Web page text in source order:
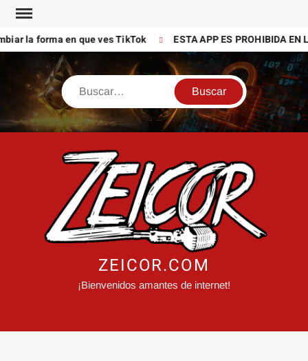
Saltar
contenido
la forma en que ves TikTok ESTA APP ES PROHIBIDA EN
Buscar
ZEICOR.COM
¡Bienvenidos amantes de internet!